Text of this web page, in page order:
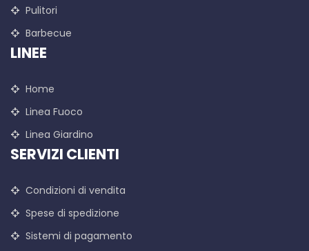
Pulitori
Barbecue
LINEE
Home
Linea Fuoco
Linea Giardino
SERVIZI CLIENTI
Condizioni di vendita
Spese di spedizione
Sistemi di pagamento